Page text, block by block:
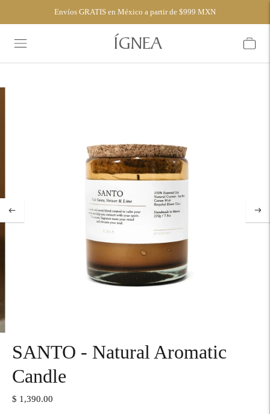
Envíos GRATIS en México a partir de $999 MXN
ÍGNEA
SANTO - Natural Aromatic
Candle
$ 1,390.00